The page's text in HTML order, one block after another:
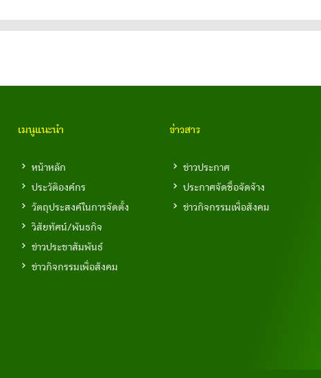
เมนูแนะนำ
หน้าหลัก
ประวัติองค์กร
วัตถุประสงค์ในการจัดตั้ง
วิสัยทัศน์/พันธกิจ
ข่าวประชาสัมพันธ์
ข่าวกิจกรรมเพื่อสังคม
ข่าวสาร
ข่าวประกาศ
ประกาศจัดซื้อจัดจ้าง
ข่าวกิจกรรมเพื่อสังคม